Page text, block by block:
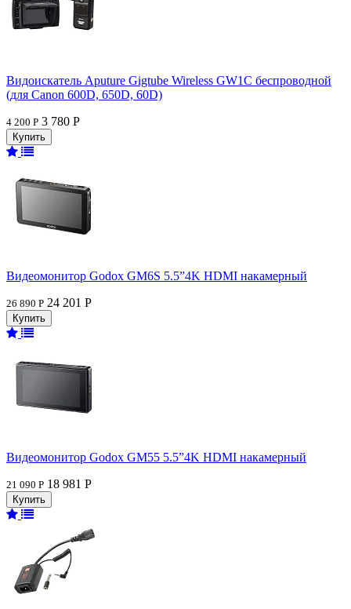
Видоискатель Aputure Gigtube Wireless GW1C беспроводной
(для Canon 600D, 650D, 60D)
4 200 Р 3 780 Р
Видеомонитор Godox GM6S 5.5”4K HDMI накамерный
26 890 Р 24 201 Р
Видеомонитор Godox GM55 5.5”4K HDMI накамерный
21 090 Р 18 981 Р